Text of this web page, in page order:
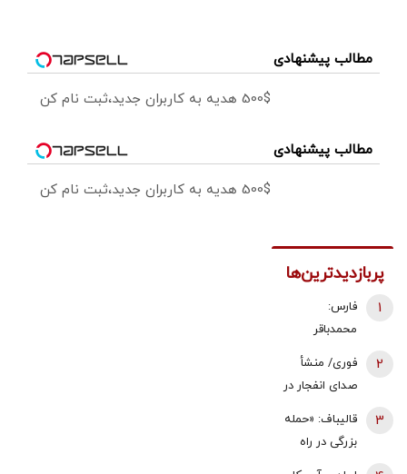
مطالب پیشنهادی
500$ هدیه به کاربران جدید،ثبت نام کن
مطالب پیشنهادی
500$ هدیه به کاربران جدید،ثبت نام کن
پربازدیدترین‌ها
فارس:
محمدباقر
ذوالقدر استعفا
شورای عالی
امنیت ملی شد
1
فوری/ منشأ
صدای انفجار در
شد/ مقابه با
2
قالیباف: «حمله
بزرگی در راه
3